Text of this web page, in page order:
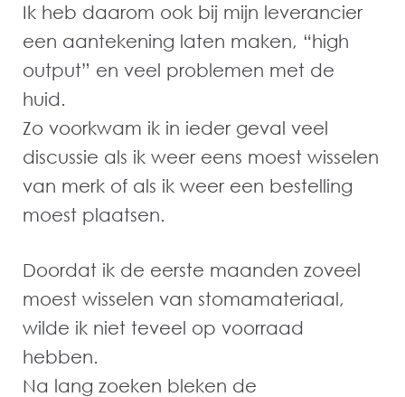
Ik heb daarom ook bij mijn leverancier
een aantekening laten maken, “high
output” en veel problemen met de
huid.
Zo voorkwam ik in ieder geval veel
discussie als ik weer eens moest wisselen
van merk of als ik weer een bestelling
moest plaatsen.
Doordat ik de eerste maanden zoveel
moest wisselen van stomamateriaal,
wilde ik niet teveel op voorraad
hebben.
Na lang zoeken bleken de